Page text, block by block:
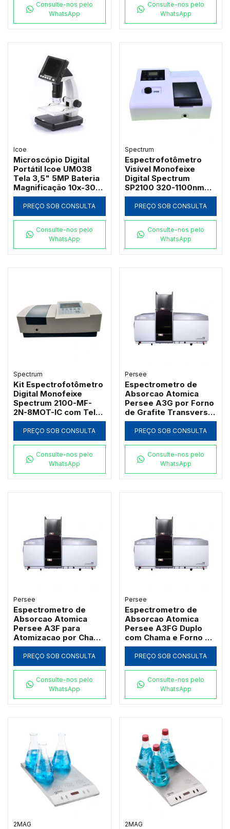
Consulte-nos pelo
WhatsApp
Consulte-nos pelo
WhatsApp
Icoe
Microscópio Digital
Portátil Icoe UM038
Tela 3,5" 5MP Bateria
Magnificação 10x-300x
e Iluminação LED
PREÇO SOB CONSULTA
Consulte-nos pelo
WhatsApp
Spectrum
Espectrofotômetro
Visível Monofeixe
Digital Spectrum
SP2100 320-1100nm
com Suporte 4
Cubetas de 50mm e
Software PC
PREÇO SOB CONSULTA
Consulte-nos pelo
WhatsApp
Spectrum
Kit Espectrofotômetro
Digital Monofeixe
Spectrum 2100-MF-
2N-8MOT-IC com Tela
de 7" Banda 2nm 21
CFR e Carrossel 8
Posições
PREÇO SOB CONSULTA
Consulte-nos pelo
WhatsApp
Persee
Espectrometro de
Absorcao Atomica
Persee A3G por Forno
de Grafite Transversal
com Correcao D2 e SR
PREÇO SOB CONSULTA
Consulte-nos pelo
WhatsApp
Persee
Espectrometro de
Absorcao Atomica
Persee A3F para
Atomizacao por Chama
com Queimador de
Titanio
PREÇO SOB CONSULTA
Consulte-nos pelo
WhatsApp
Persee
Espectrometro de
Absorcao Atomica
Persee A3FG Duplo
com Chama e Forno de
Grafite Transversal
PREÇO SOB CONSULTA
Consulte-nos pelo
WhatsApp
2MAG 2MAG